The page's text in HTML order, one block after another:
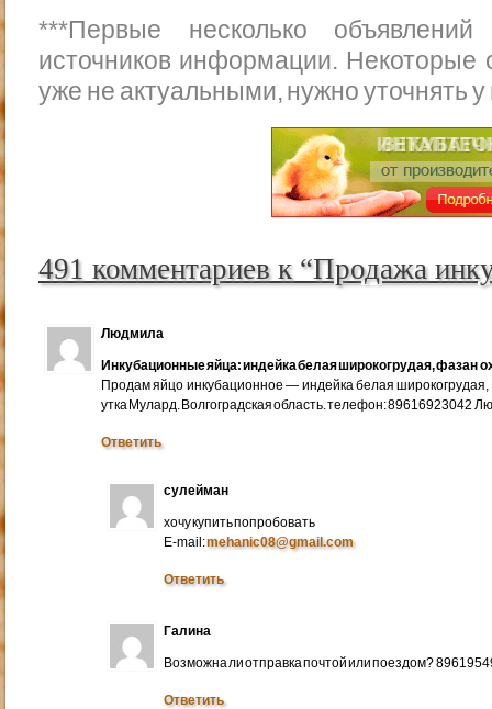
***Первые несколько
источников информации. Некоторые
уже не актуальными, нужно уточнять
491 комментариев к “Продажа
Людмила
Инкубационные яйца: индейка белая широкогрудая, фазан
Продам яйцо инкубационное — индейка белая
утка Мулард. Волгоградская область. телефон: 89616923042
Ответить
сулейман
хочу купить попробовать
E-mail:mehanic08@gmail.com
Ответить
Галина
Возможна ли отправка почтой или поездом?
Ответить